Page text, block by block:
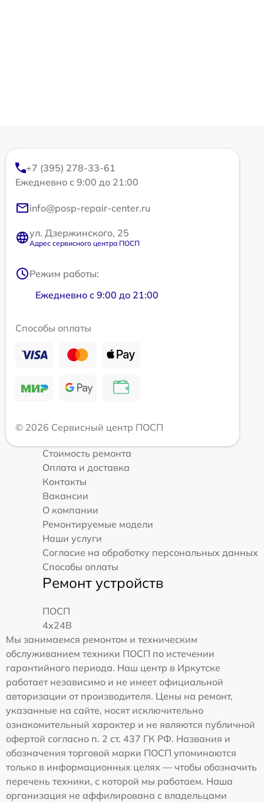
+7 (395) 278-33-61
Ежедневно с 9:00 до 21:00
info@posp-repair-center.ru
ул. Дзержинского, 25
Адрес сервисного центра ПОСП
Режим работы:
Ежедневно с 9:00 до 21:00
Способы оплаты
© 2026 Сервисный центр ПОСП
Стоимость ремонта
Оплата и доставка
Контакты
Вакансии
О компании
Ремонтируемые модели
Наши услуги
Согласие на обработку персональных данных
Способы оплаты
Ремонт устройств
ПОСП
4x24B
Мы занимаемся ремонтом и техническим
обслуживанием техники ПОСП по истечении
гарантийного периода. Наш центр в Иркутске
работает независимо и не имеет официальной
авторизации от производителя. Цены на ремонт,
указанные на сайте, носят исключительно
ознакомительный характер и не являются публичной
офертой согласно п. 2 ст. 437 ГК РФ. Названия и
обозначения торговой марки ПОСП упоминаются
только в информационных целях — чтобы обозначить
перечень техники, с которой мы работаем. Наша
организация не аффилирована с владельцами